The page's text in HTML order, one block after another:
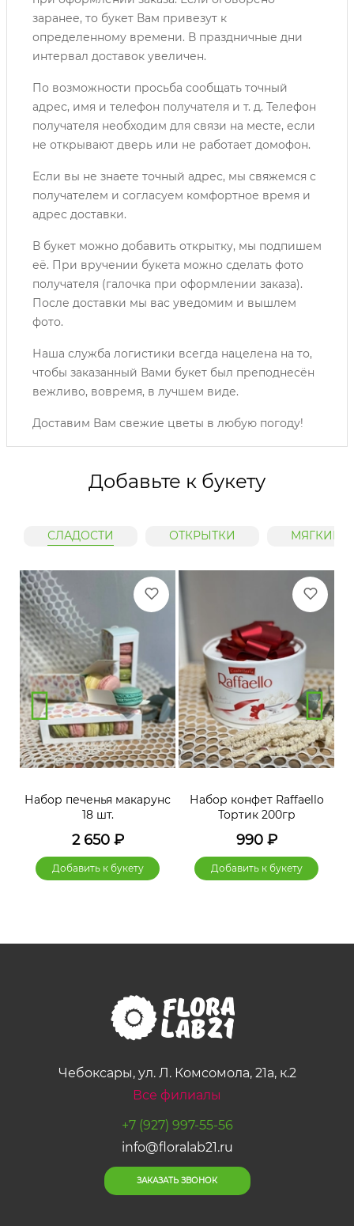
заранее, то букет Вам привезут к
определенному времени. В праздничные дни
интервал доставок увеличен.
По возможности просьба сообщать точный
адрес, имя и телефон получателя и т. д. Телефон
получателя необходим для связи на месте, если
не открывают дверь или не работает домофон.
Если вы не знаете точный адрес, мы свяжемся с
получателем и согласуем комфортное время и
адрес доставки.
В букет можно добавить открытку, мы подпишем
её. При вручении букета можно сделать фото
получателя (галочка при оформлении заказа).
После доставки мы вас уведомим и вышлем
фото.
Наша служба логистики всегда нацелена на то,
чтобы заказанный Вами букет был преподнесён
вежливо, вовремя, в лучшем виде.
Доставим Вам свежие цветы в любую погоду!
Добавьте к букету
СЛАДОСТИ ОТКРЫТКИ МЯГКИЕ
Набор печенья макарунс
18 шт.
2 650₽
Добавить к букету
Набор конфет Raffaello
Тортик 200гр
990₽
Добавить к букету
Чебоксары, ул. Л. Комсомола, 21а, к.2
Все филиалы
+7 (927) 997-55-56
info@floralab21.ru
ЗАКАЗАТЬ ЗВОНОК